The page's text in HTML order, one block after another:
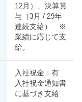
12月）、決算賞
与（3月 / 29年
連続支給） ※
業績に応じて支
給。
入社祝金：有
入社祝金通知書
に基づき支給